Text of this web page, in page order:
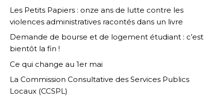
Les Petits Papiers : onze ans de lutte contre les
violences administratives racontés dans un livre
Demande de bourse et de logement étudiant : c’est
bientôt la fin !
Ce qui change au 1er mai
La Commission Consultative des Services Publics
Locaux (CCSPL)